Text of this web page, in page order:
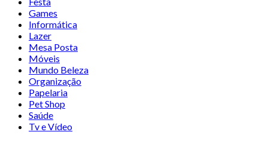
Games
Informática
Lazer
Mesa Posta
Móveis
Mundo Beleza
Organização
Papelaria
Pet Shop
Saúde
Tv e Vídeo